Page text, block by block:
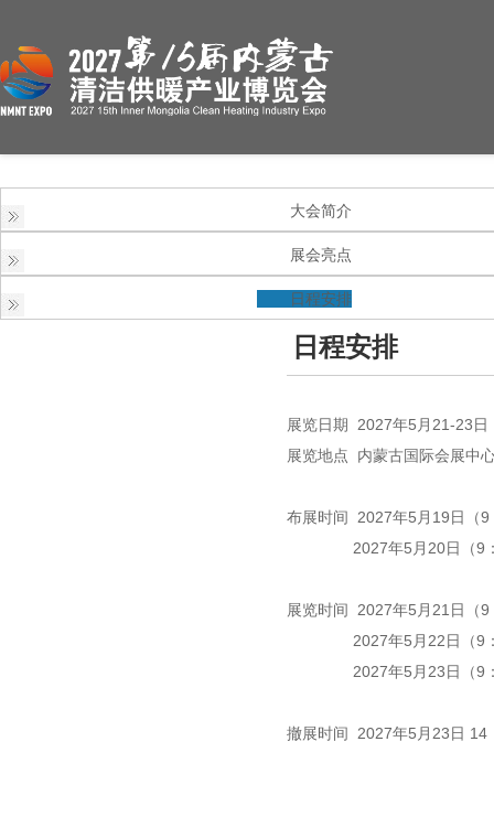
大会简介
展会亮点
日程安排
日程安排
展览日期 2027年5月21-23日
展览地点 内蒙古国际会展中
布展时间 2027年5月19日（9
2027年5月20日（9：
展览时间 2027年5月21日（
2027年5月22日（9：
2027年5月23日（9：
撤展时间 2027年5月23日 14